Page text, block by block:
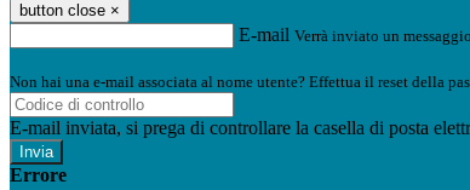
button close ×
E-mail Verrà inviato un
Non hai una e-mail associata al nome utente? Effettua il reset della
E-mail inviata, si prega di controllare la casella di posta
Errore